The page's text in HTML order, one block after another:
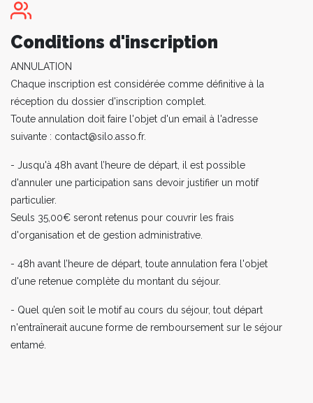
Conditions d'inscription
ANNULATION
Chaque inscription est considérée comme définitive à la
réception du dossier d'inscription complet.
Toute annulation doit faire l'objet d'un email à l'adresse
suivante : contact@silo.asso.fr.
- Jusqu'à 48h avant l’heure de départ, il est possible
d'annuler une participation sans devoir justifier un motif
particulier.
Seuls 35,00€ seront retenus pour couvrir les frais
d'organisation et de gestion administrative.
- 48h avant l’heure de départ, toute annulation fera l'objet
d'une retenue complète du montant du séjour.
- Quel qu’en soit le motif au cours du séjour, tout départ
n'entraînerait aucune forme de remboursement sur le séjour
entamé.